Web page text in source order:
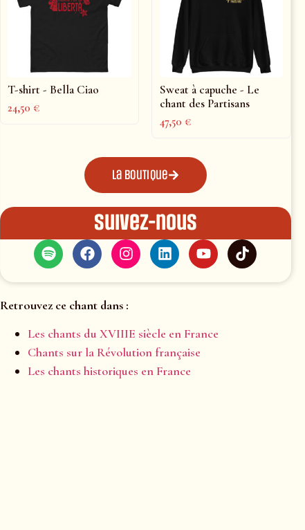
T-shirt - Bella Ciao
24,50€
Sweat à capuche - Le
chant des Partisans
47,50€
La boutique
Suivez-nous
Retrouvez ce chant dans :
Les chants du XVIIIE siècle en France
Chants sur la Révolution française
Les chants historiques en France